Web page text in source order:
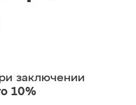
заключении
10%